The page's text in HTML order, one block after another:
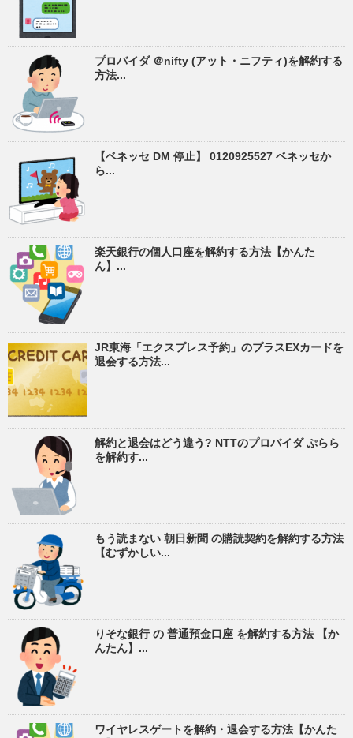
プロバイダ ＠nifty (アット・ニフティ)を解約する
方法...
【ベネッセ DM 停止】 0120925527 ベネッセか
ら...
楽天銀行の個人口座を解約する方法【かんた
ん】...
JR東海「エクスプレス予約」のプラスEXカードを
退会する方法...
解約と退会はどう違う? NTTのプロバイダ ぷらら
を解約す...
もう読まない 朝日新聞 の購読契約を解約する方法
【むずかしい...
りそな銀行 の 普通預金口座 を解約する方法 【か
んたん】...
ワイヤレスゲートを解約・退会する方法【かんた